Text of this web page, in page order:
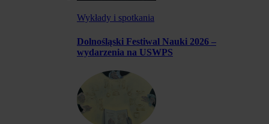
Wykłady i spotkania
Dolnośląski Festiwal Nauki 2026 –
wydarzenia na USWPS